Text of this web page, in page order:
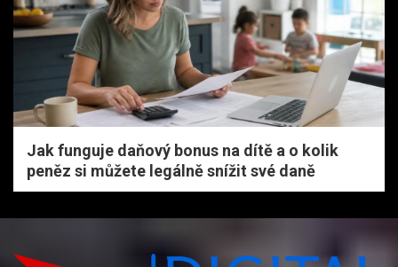
Jak funguje daňový bonus na dítě a o kolik
peněz si můžete legálně snížit své daně